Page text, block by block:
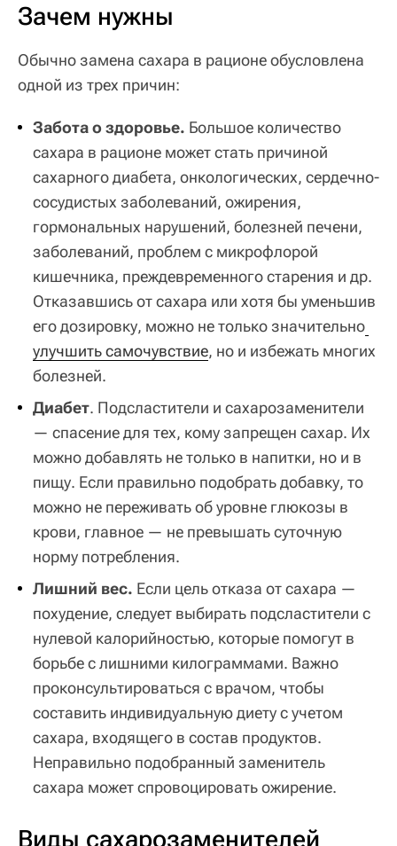
Зачем нужны
Обычно замена сахара в рационе обусловлена
одной из трех причин:
Забота о здоровье. Большое количество
сахара в рационе может стать причиной
сахарного диабета, онкологических, сердечно-
сосудистых заболеваний, ожирения,
гормональных нарушений, болезней печени,
заболеваний, проблем с микрофлорой
кишечника, преждевременного старения и др.
Отказавшись от сахара или хотя бы уменьшив
его дозировку, можно не только значительно
улучшить самочувствие, но и избежать многих
болезней.
Диабет. Подсластители и сахарозаменители
— спасение для тех, кому запрещен сахар. Их
можно добавлять не только в напитки, но и в
пищу. Если правильно подобрать добавку, то
можно не переживать об уровне глюкозы в
крови, главное — не превышать суточную
норму потребления.
Лишний вес. Если цель отказа от сахара —
похудение, следует выбирать подсластители с
нулевой калорийностью, которые помогут в
борьбе с лишними килограммами. Важно
проконсультироваться с врачом, чтобы
составить индивидуальную диету с учетом
сахара, входящего в состав продуктов.
Неправильно подобранный заменитель
сахара может спровоцировать ожирение.
Виды сахарозаменителей